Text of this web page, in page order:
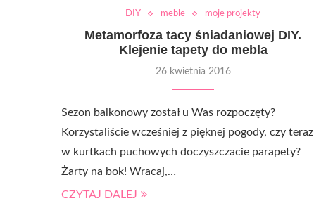
DIY meble moje projekty
Metamorfoza tacy śniadaniowej DIY.
Klejenie tapety do mebla
26 kwietnia 2016
Sezon balkonowy został u Was rozpoczęty?
Korzystaliście wcześniej z pięknej pogody, czy teraz
w kurtkach puchowych doczyszczacie parapety?
Żarty na bok! Wracaj,…
CZYTAJ DALEJ